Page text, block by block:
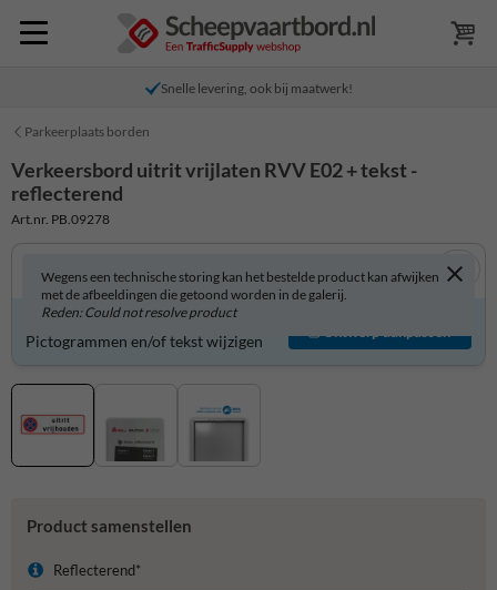
Snelle levering, ook bij maatwerk!
Parkeerplaats borden
Verkeersbord uitrit vrijlaten RVV E02 + tekst -
reflecterend
Art.nr. PB.09278
Wegens een technische storing kan het bestelde product kan afwijken
met de afbeeldingen die getoond worden in de galerij.
Reden: Could not resolve product
Verkeersbord zelf aanpassen?
Pictogrammen en/of tekst wijzigen
Ontwerp aanpassen
Product samenstellen
Reflecterend*